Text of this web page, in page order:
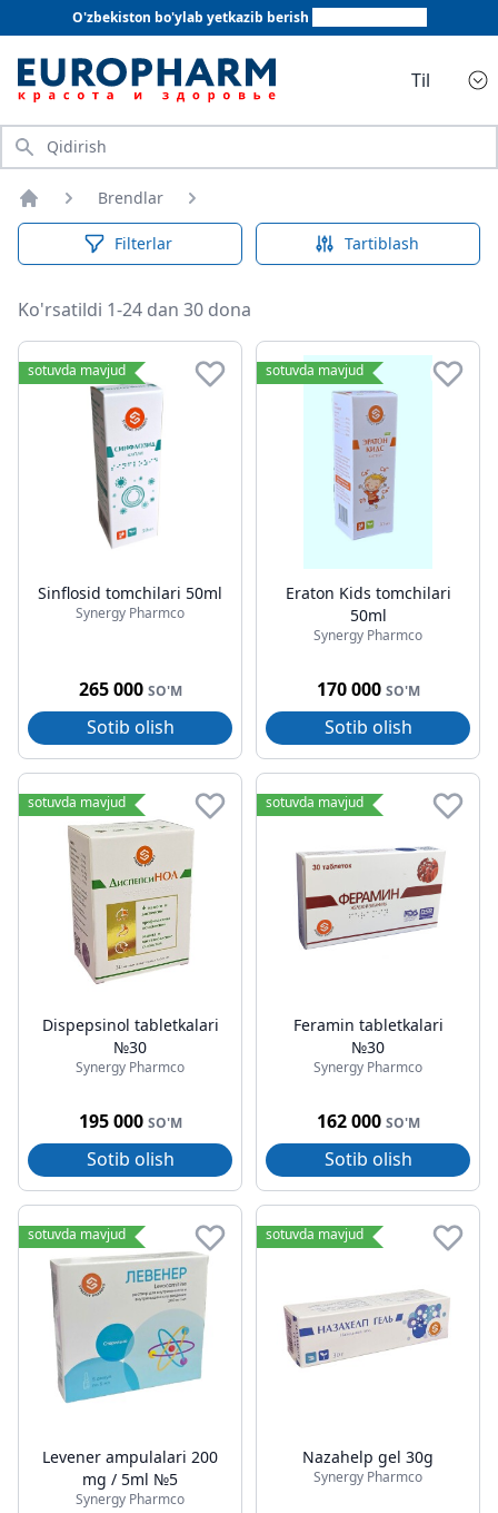
O'zbekiston bo'ylab yetkazib berish
Til
Qidirish
Bosh sahifa
Brendlar
Filterlar Tartiblash
Ko'rsatildi 1-24 dan 30 dona
sotuvda mavjud
Sinflosid tomchilari 50ml
Synergy Pharmco
265 000 SO'M
Sotib olish
sotuvda mavjud
Eraton Kids tomchilari
50ml
Synergy Pharmco
170 000 SO'M
Sotib olish
sotuvda mavjud
Dispepsinol tabletkalari
№30
Synergy Pharmco
195 000 SO'M
Sotib olish
sotuvda mavjud
Feramin tabletkalari
№30
Synergy Pharmco
162 000 SO'M
Sotib olish
sotuvda mavjud
Levener ampulalari 200
mg / 5ml №5
Synergy Pharmco
sotuvda mavjud
Nazahelp gel 30g
Synergy Pharmco